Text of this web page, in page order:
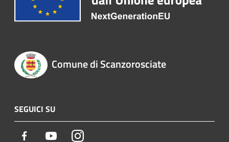
Comune di Scanzorosciate
SEGUICI SU
Facebook YoutubeInstagram